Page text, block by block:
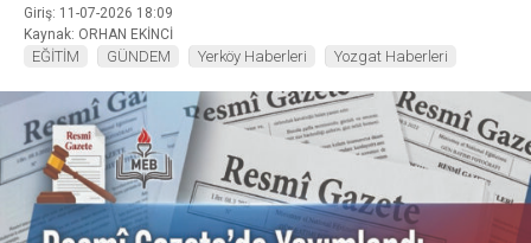
Giriş: 11-07-2026 18:09
Kaynak: ORHAN EKİNCİ
EĞİTİM GÜNDEM Yerköy Haberleri Yozgat Haberleri